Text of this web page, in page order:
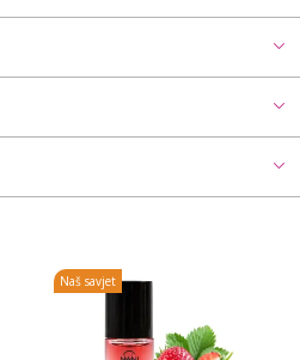
Naš savjet